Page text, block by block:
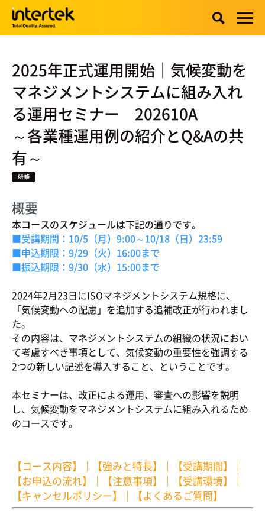
2025年正式運用開始｜気候変動を
マネジメントシステムに組み入れ
る運用セミナー 202610A
～各業種運用例の紹介とQ&Aの共
有～
研修
概要
本コースのスケジュールは下記の通りです。
■受講期間：10/5（月）9:00～10/18（日）23:59
■申込期限：9/29（火）16:00まで
■振込期限：9/30（水）15:00まで
2024年2月23日にISOマネジメントシステム規格に、
「気候変動への配慮」を追加する追補改正が行われまし
た。
その内容は、マネジメントシステムの組織の状況におい
て考慮すべき事項として、気候変動の重要性を強調する
2つの新しい記述を導入すること、ということです。
本セミナーは、改正による運用、審査への影響を説明
し、気候変動をマネジメントシステムに組み入れるため
のコースです。
【コース内容】 ｜ 【強みと特長】 ｜ 【受講期間】
｜
【お申込の流れ】
｜ 【注意事項】 ｜ 【受講環境】
｜
【キャンセルポリシー】
｜ 【よくあるご質問】